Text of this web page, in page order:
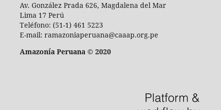
Av. González Prada 626, Magdalena del Mar
Lima 17 Perú
Teléfono: (51-1) 461 5223
E-mail: ramazoniaperuana@caaap.org.pe
Amazonía Peruana © 2020